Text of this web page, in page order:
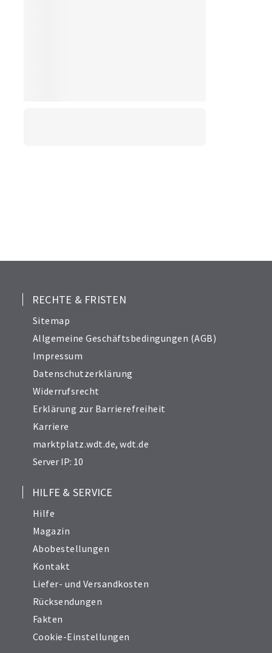
RECHTE & FRISTEN
Sitemap
Allgemeine Geschäftsbedingungen (AGB)
Impressum
Datenschutzerklärung
Widerrufsrecht
Erklärung zur Barrierefreiheit
Karriere
marktplatz.wdt.de,wdt.de
Server IP: 10
HILFE & SERVICE
Hilfe
Magazin
Abobestellungen
Kontakt
Liefer- und Versandkosten
Rücksendungen
Fakten
Cookie-Einstellungen